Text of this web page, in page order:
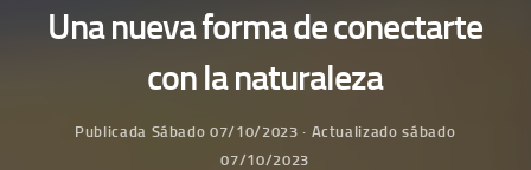
Una nueva forma de conectarte
con la naturaleza
Publicada Sábado 07/10/2023 · Actualizadosábado
07/10/2023